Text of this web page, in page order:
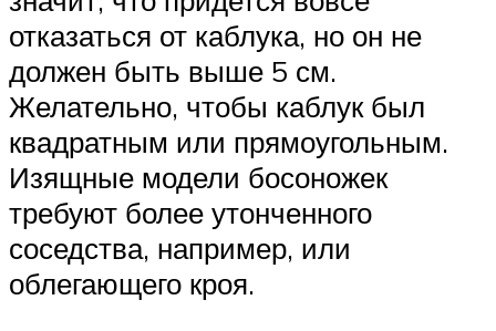
отказаться от каблука, но он не
должен быть выше 5 см.
Желательно, чтобы каблук был
квадратным или прямоугольным.
Изящные модели босоножек
требуют более утонченного
соседства, например, или
облегающего кроя.